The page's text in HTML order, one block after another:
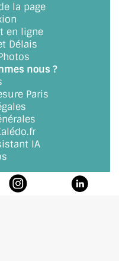
FIXATION DU VERRE
DE VERRES
la page
en ligne
Délais
nous ?
Paris
IA